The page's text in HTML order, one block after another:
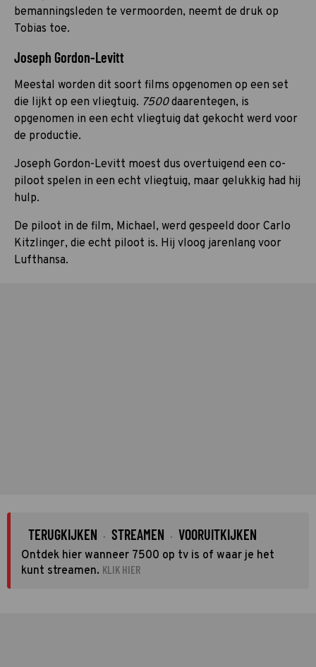
bemanningsleden te vermoorden, neemt de druk op
Tobias toe.
Joseph Gordon-Levitt
Meestal worden dit soort films opgenomen op een set
die lijkt op een vliegtuig. 7500daarentegen, is
opgenomen in een echt vliegtuig dat gekocht werd voor
de productie.
Joseph Gordon-Levitt moest dus overtuigend een co-
piloot spelen in een echt vliegtuig, maar gelukkig had hij
hulp.
De piloot in de film, Michael, werd gespeeld door Carlo
Kitzlinger, die echt piloot is. Hij vloog jarenlang voor
Lufthansa.
TERUGKIJKEN · STREAMEN · VOORUITKIJKEN
Ontdek hier wanneer 7500 op tv is of waar je het
kunt streamen. KLIK HIER